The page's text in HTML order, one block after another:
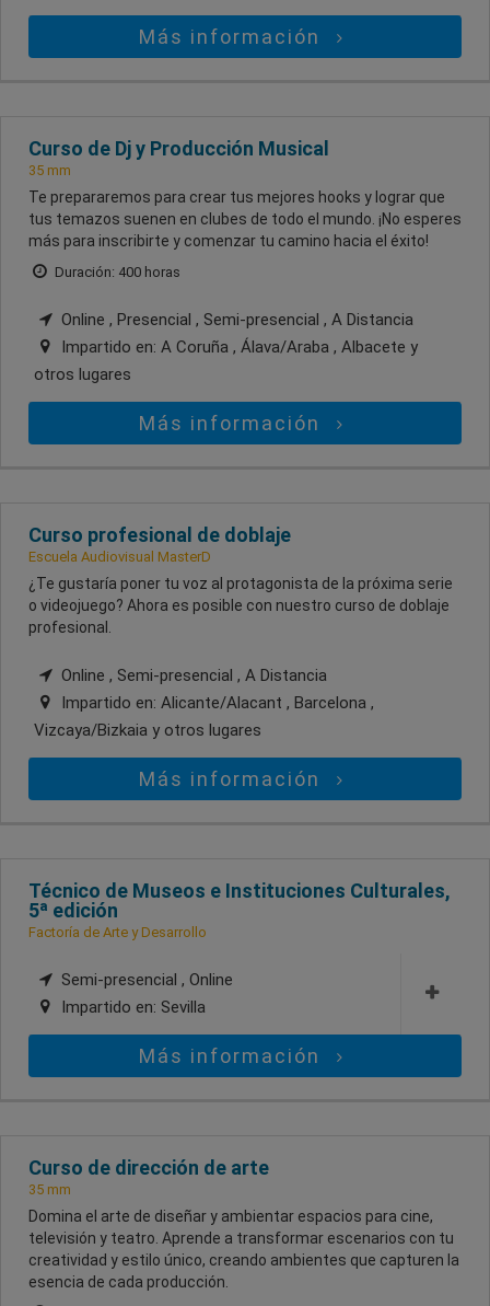
Más información
Curso de Dj y Producción Musical
35 mm
Te prepararemos para crear tus mejores hooks y lograr que
tus temazos suenen en clubes de todo el mundo. ¡No esperes
más para inscribirte y comenzar tu camino hacia el éxito!
Duración: 400 horas
Online , Presencial , Semi-presencial , A Distancia
Impartido en: A Coruña , Álava/Araba , Albacete y
otros lugares
Más información
Curso profesional de doblaje
Escuela Audiovisual MasterD
¿Te gustaría poner tu voz al protagonista de la próxima serie
o videojuego? Ahora es posible con nuestro curso de doblaje
profesional.
Online , Semi-presencial , A Distancia
Impartido en: Alicante/Alacant , Barcelona ,
Vizcaya/Bizkaia y otros lugares
Más información
Técnico de Museos e Instituciones Culturales,
5ª edición
Factoría de Arte y Desarrollo
Semi-presencial , Online
Impartido en: Sevilla
Más información
Curso de dirección de arte
35 mm
Domina el arte de diseñar y ambientar espacios para cine,
televisión y teatro. Aprende a transformar escenarios con tu
creatividad y estilo único, creando ambientes que capturen la
esencia de cada producción.